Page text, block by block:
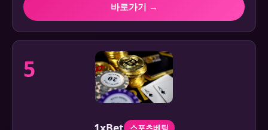
바로가기 →
5
스포츠베팅